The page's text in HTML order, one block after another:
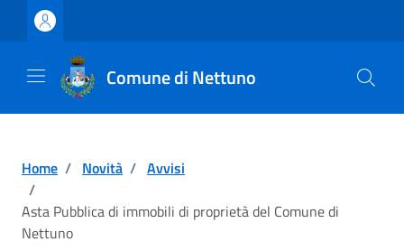
Vai ai contenuti
Vai al footer
Comune di Nettuno
Home / Novità / Avvisi
/
Asta Pubblica di immobili di proprietà del Comune di
Nettuno